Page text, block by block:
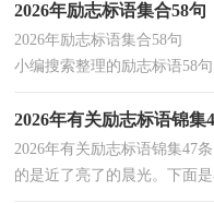
2026年励志标语集合58句
2026年励志标语集合58句
小编搜索整理的励志标语58
2026年有关励志标语锦集
2026年有关励志标语锦集
的是近了亮了的晨光。下面